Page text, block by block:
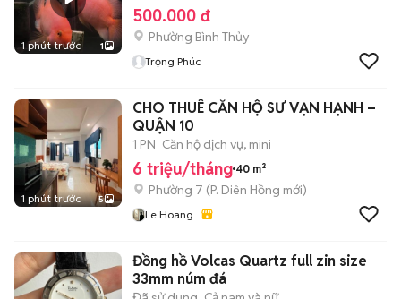
1 phút trước 1
500.000 đ
Phường Bình Thủy
Trọng Phúc
1 phút trước 5
CHO THUÊ CĂN HỘ SƯ VẠN HẠNH –
QUẬN 10
1 PN Căn hộ dịch vụ, mini
6 triệu/tháng 40 m²
Phường 7 (P. Diên Hồng mới)
Le Hoang
Đồng hồ Volcas Quartz full zin size
33mm núm đá